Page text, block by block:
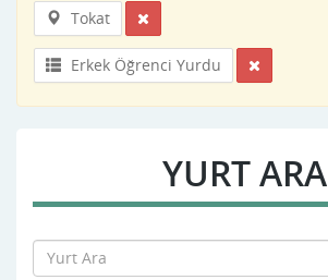
Tokat
Erkek Öğrenci Yurdu
YURT ARA